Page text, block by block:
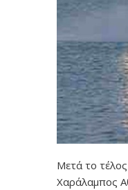
Μετά το
Χαράλαμπος